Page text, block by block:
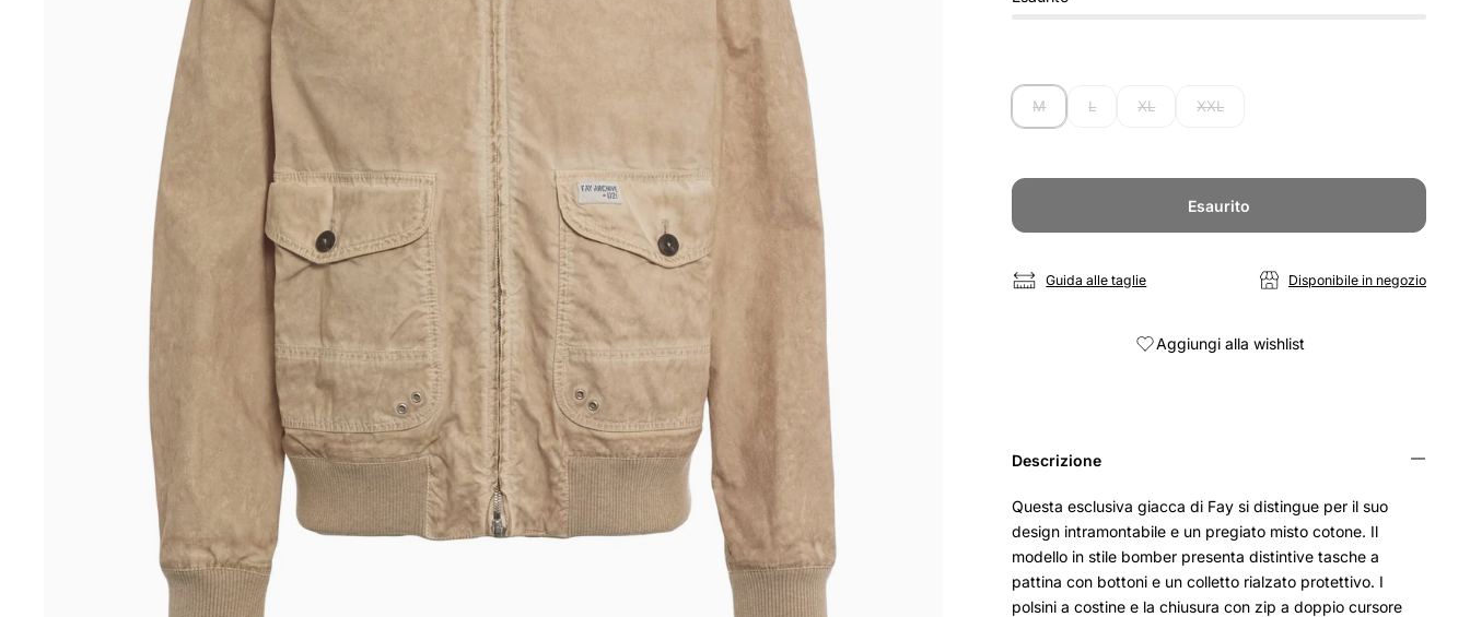
M L XL XXL
Esaurito
Guida alle taglie Disponibile in negozio
Aggiungi alla wishlist
Descrizione
Questa esclusiva giacca di Fay si distingue per il suo
design intramontabile e un pregiato misto cotone. Il
modello in stile bomber presenta distintive tasche a
pattina con bottoni e un colletto rialzato protettivo. I
polsini a costine e la chiusura con zip a doppio cursore